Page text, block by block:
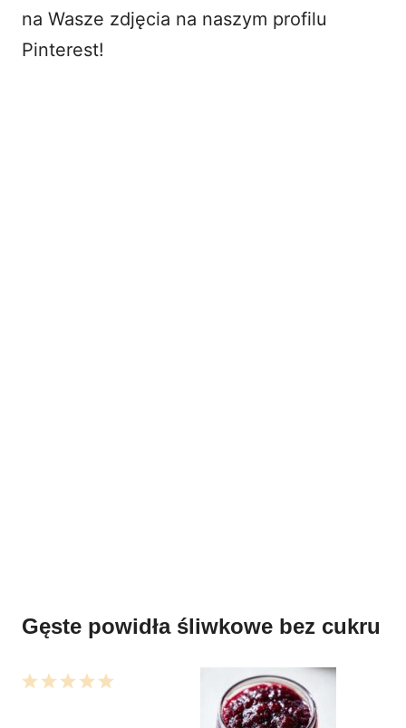
na Wasze zdjęcia na naszym profilu
Pinterest!
Gęste powidła śliwkowe bez cukru
5
4
3
2
1